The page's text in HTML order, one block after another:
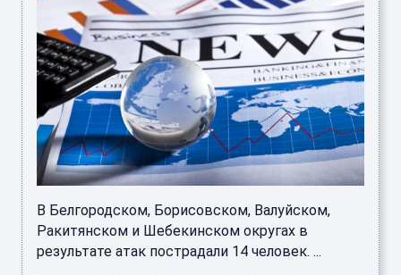
В Белгородском, Борисовском, Валуйском,
Ракитянском и Шебекинском округах в
результате атак пострадали 14 человек. ...